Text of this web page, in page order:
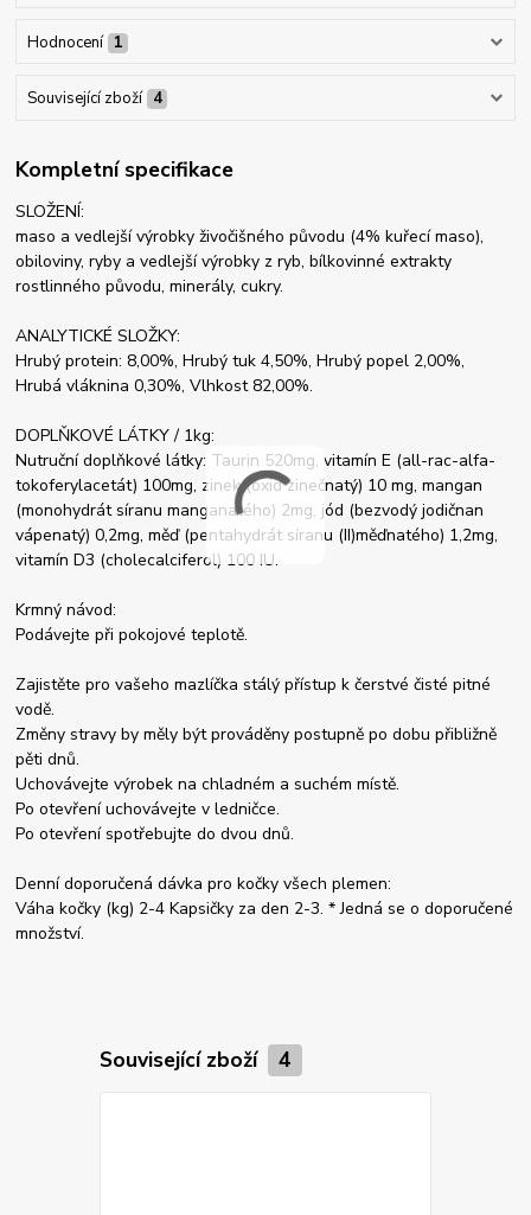
Hodnocení 1
Související zboží 4
Kompletní specifikace
SLOŽENÍ:
maso a vedlejší výrobky živočišného původu (4% kuřecí maso),
obiloviny, ryby a vedlejší výrobky z ryb, bílkovinné extrakty
rostlinného původu, minerály, cukry.
ANALYTICKÉ SLOŽKY:
Hrubý protein: 8,00%, Hrubý tuk 4,50%, Hrubý popel 2,00%,
Hrubá vláknina 0,30%, Vlhkost 82,00%.
DOPLŇKOVÉ LÁTKY / 1kg:
Nutruční doplňkové látky: Taurin 520mg, vitamín E (all-rac-alfa-
tokoferylacetát) 100mg, zinek (oxid zinečnatý) 10 mg, mangan
(monohydrát síranu manganatého) 2mg, jód (bezvodý jodičnan
vápenatý) 0,2mg, měď (pentahydrát síranu (II)měďnatého) 1,2mg,
vitamín D3 (cholecalciferol) 100 IU.
Krmný návod:
Podávejte při pokojové teplotě.
Zajistěte pro vašeho mazlíčka stálý přístup k čerstvé čisté pitné
vodě.
Změny stravy by měly být prováděny postupně po dobu přibližně
pěti dnů.
Uchovávejte výrobek na chladném a suchém místě.
Po otevření uchovávejte v ledničce.
Po otevření spotřebujte do dvou dnů.
Denní doporučená dávka pro kočky všech plemen:
Váha kočky (kg) 2-4 Kapsičky za den 2-3. * Jedná se o doporučené
množství.
Související zboží 4